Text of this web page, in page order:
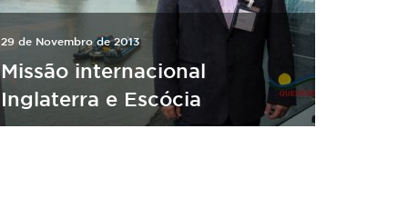
29 de Novembro de 2013
Missão internacional
Inglaterra e Escócia